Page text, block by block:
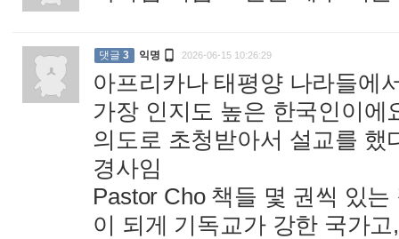
댓글 3 익명  2026-06-15 10:26:29
아프리카나 태평양 나라들에
가장 인지도 높은 한국인이에
의도로 초청받아서 설교를 했
경사임
Pastor Cho 책들 몇 권씩 있
이 되게 기독교가 강한 국가